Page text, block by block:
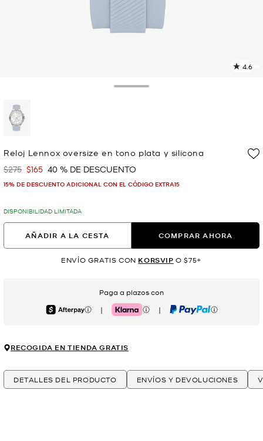
4.6
Reloj Lennox oversize en tono plata y silicona
Era
$275 Ahora
$165 40 % DE DESCUENTO
15% DE DESCUENTO ADICIONAL CON EL CÓDIGO EXTRA15
DISPONIBILIDAD LIMITADA
AÑADIR A LA CESTA COMPRAR AHORA
ENVÍO GRATIS CON KORSVIP O $75+
Paga a plazos con
Afterpay | Klarna | PayPal
RECOGIDA EN TIENDA GRATIS
DETALLES DEL PRODUCTO ENVÍOS Y DEVOLUCIONES